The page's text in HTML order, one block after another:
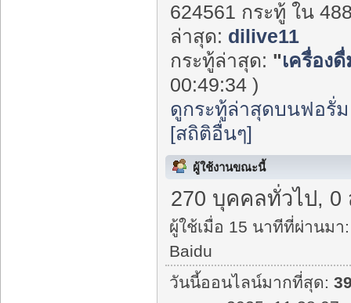
624561 กระทู้ ใน
ล่าสุด: dilive11
กระทู้ล่าสุด: "เครื่อง
00:49:34 )
ดูกระทู้ล่าสุดบนฟอรั่ม
[สถิติอื่นๆ]
ผู้ใช้งานขณะนี้
270 บุคคลทั่วไป, 0
ผู้ใช้เมื่อ 15 นาทีที่ผ่านมา:
Baidu
วันนี้ออนไลน์มากที่สุด: